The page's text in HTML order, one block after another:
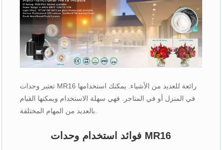
تعتبر وحدات MR16 رائعة للعديد من الأشياء. يمكنك استخدامها
في المنزل أو في المتاجر. فهي سهلة الاستخدام ويمكنها القيام
فوائد استخدام وحدات MR16